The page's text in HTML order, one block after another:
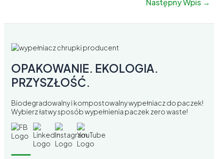
Następny Wpis →
OPAKOWANIE. EKOLOGIA.
PRZYSZŁOŚĆ.
Biodegradowalny i kompostowalny wypełniacz do paczek!
Wybierz łatwy sposób wypełnienia paczek zero waste!